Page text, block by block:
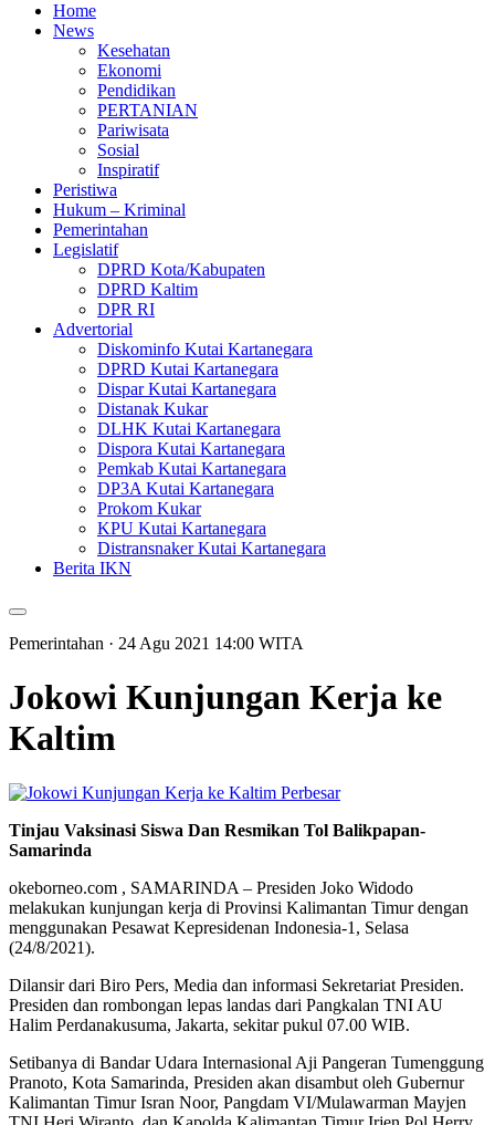
Home
News
Kesehatan
Ekonomi
Pendidikan
PERTANIAN
Pariwisata
Sosial
Inspiratif
Peristiwa
Hukum – Kriminal
Pemerintahan
Legislatif
DPRD Kota/Kabupaten
DPRD Kaltim
DPR RI
Advertorial
Diskominfo Kutai Kartanegara
DPRD Kutai Kartanegara
Dispar Kutai Kartanegara
Distanak Kukar
DLHK Kutai Kartanegara
Dispora Kutai Kartanegara
Pemkab Kutai Kartanegara
DP3A Kutai Kartanegara
Prokom Kukar
KPU Kutai Kartanegara
Distransnaker Kutai Kartanegara
Berita IKN
Pemerintahan · 24 Agu 2021 14:00 WITA
Jokowi Kunjungan Kerja ke
Kaltim
Perbesar
Tinjau Vaksinasi Siswa Dan Resmikan Tol Balikpapan-
Samarinda
okeborneo.com , SAMARINDA – Presiden Joko Widodo
melakukan kunjungan kerja di Provinsi Kalimantan Timur dengan
menggunakan Pesawat Kepresidenan Indonesia-1, Selasa
(24/8/2021).
Dilansir dari Biro Pers, Media dan informasi Sekretariat Presiden.
Presiden dan rombongan lepas landas dari Pangkalan TNI AU
Halim Perdanakusuma, Jakarta, sekitar pukul 07.00 WIB.
Setibanya di Bandar Udara Internasional Aji Pangeran Tumenggung
Pranoto, Kota Samarinda, Presiden akan disambut oleh Gubernur
Kalimantan Timur Isran Noor, Pangdam VI/Mulawarman Mayjen